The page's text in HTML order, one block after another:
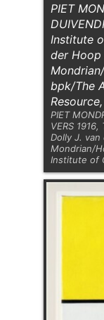
PIET
Institute
der
bpk/The
PIET
VERS
Dolly J.
Mondrian/
Institute of